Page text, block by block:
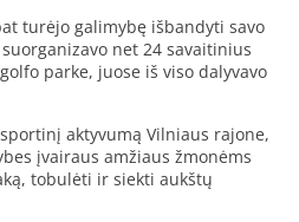
turėjo galimybę išbandyti savo
suorganizavo net 24 savaitinius
parke, juose iš viso dalyvavo
aktyvumą Vilniaus rajone,
įvairaus amžiaus žmonėms
tobulėti ir siekti aukštų